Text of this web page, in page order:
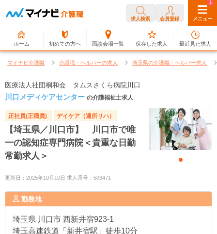
求人検索 会員登録 メニュー
ホーム 初めての方へ 面談会場一覧
0
保存した求人
1
最近見た求人
マイナビ介護職 介護職・ヘルパーの求人 埼玉県の介護職・ヘルパー求人
医療法人社団桐和会 タムスさくら病院川口
川口メディケアセンター の介護福祉士求人
正社員(正職員) デイケア（通所リハ）
【埼玉県／川口市】 川口市で唯
一の認知症専門病院＜貴重な日勤
常勤求人＞
更新日：2025年10月10日 求人番号：503471
勤務地
埼玉県 川口市 西新井宿923-1
埼玉高速鉄道「新井宿駅」徒歩10分